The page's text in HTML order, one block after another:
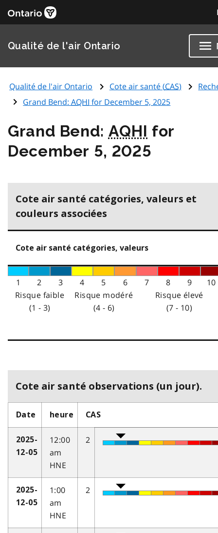
Qualité de l'air Ontario
Qualité de l'air Ontario Cote air santé (CAS)
Grand Bend:AQHI for December 5, 2025
Grand Bend: AQHI for
December 5, 2025
Cote air santé catégories, valeurs et
couleurs associées
Cote air santé catégories, valeurs
1 2 3 4 5 6 7 8 9
10
Risque faible
(1 - 3)
Risque modéré
(4 - 6)
Risque élevé
(7 - 10)
Cote air santé observations (un jour).
Date heure CAS
2025-
12-05
12:00
am
HNE
2
2025-
12-05
1:00
am
HNE
2